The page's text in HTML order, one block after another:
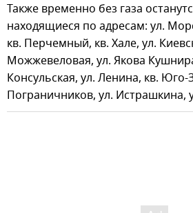
Также временно без газа
находящиеся по адресам: ул.
кв. Перчемный, кв. Хале, ул.
Можжевеловая, ул. Якова
Консульская, ул. Ленина, кв. Юго-
Пограничников, ул. Истрашкина,